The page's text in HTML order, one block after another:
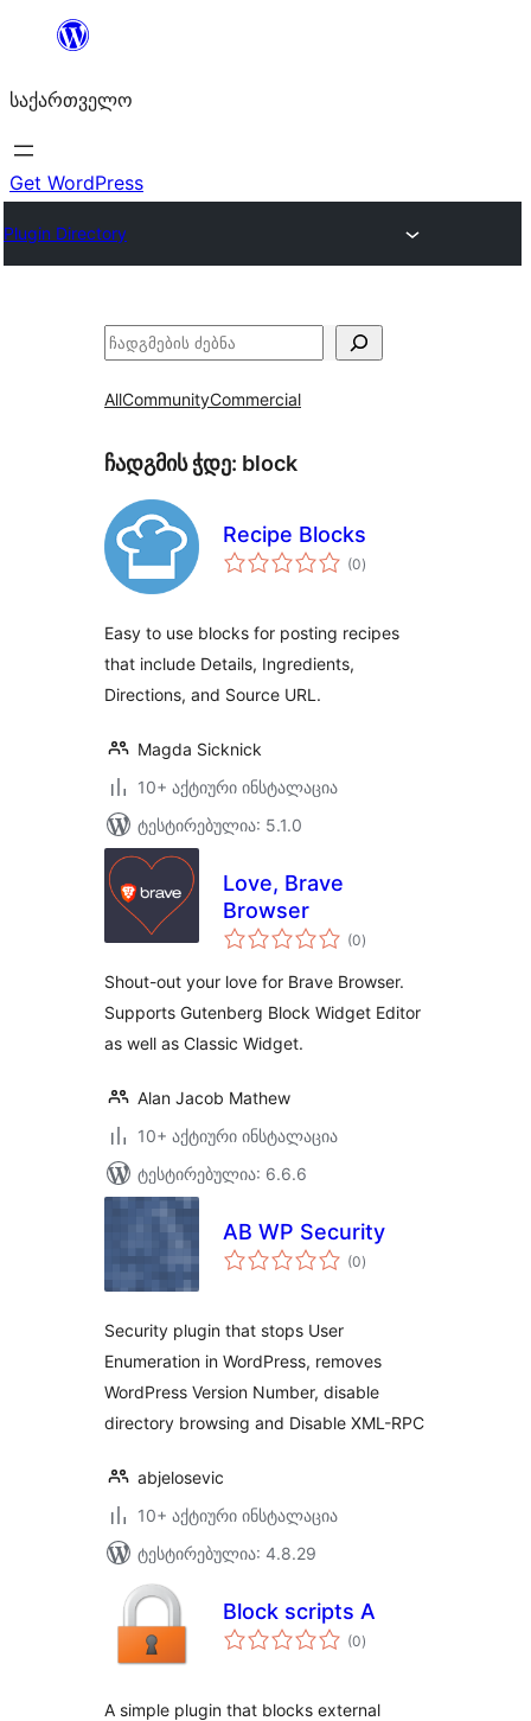
შიგთავსზე
საქართველო
Get WordPress
Plugin Directory
ძებნა
AllCommunityCommercial
ჩადგმის ჭდე: block
Recipe Blocks
(0საერთო
რეიტინგი
)
Easy to use blocks for posting recipes
that include Details, Ingredients,
Directions, and Source URL.
Magda Sicknick
10+ აქტიური ინსტალაცია
ტესტირებულია: 5.1.0
Love, Brave
Browser
(0საერთო
რეიტინგი
)
Shout-out your love for Brave Browser.
Supports Gutenberg Block Widget Editor
as well as Classic Widget.
Alan Jacob Mathew
10+ აქტიური ინსტალაცია
ტესტირებულია: 6.6.6
AB WP Security
(0საერთო
რეიტინგი
)
Security plugin that stops User
Enumeration in WordPress, removes
WordPress Version Number, disable
directory browsing and Disable XML-RPC
abjelosevic
10+ აქტიური ინსტალაცია
ტესტირებულია: 4.8.29
Block scripts A
(0საერთო
რეიტინგი
)
A simple plugin that blocks external